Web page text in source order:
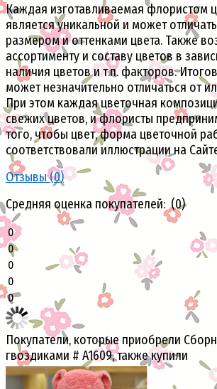
Каждая изготавливаемая флористом
является уникальной и может
размером и оттенками цвета. Также
ассортименту и составу цветов в
наличия цветов и т.п. факторов.
может незначительно отличаться от
При этом каждая цветочная
свежих цветов, и флористы
того, чтобы цвет, форма цветочной
соответствовали иллюстрации на
Отзывы (0)
Средняя оценка покупателей: (0)
0
0
0
0
0
Покупатели, которые приобрели
гвоздиками # A1609, также купили